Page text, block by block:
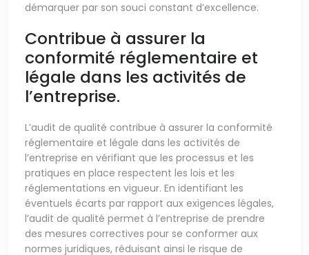
démarquer par son souci constant d’excellence.
Contribue à assurer la
conformité réglementaire et
légale dans les activités de
l’entreprise.
L’audit de qualité contribue à assurer la conformité
réglementaire et légale dans les activités de
l’entreprise en vérifiant que les processus et les
pratiques en place respectent les lois et les
réglementations en vigueur. En identifiant les
éventuels écarts par rapport aux exigences légales,
l’audit de qualité permet à l’entreprise de prendre
des mesures correctives pour se conformer aux
normes juridiques, réduisant ainsi le risque de